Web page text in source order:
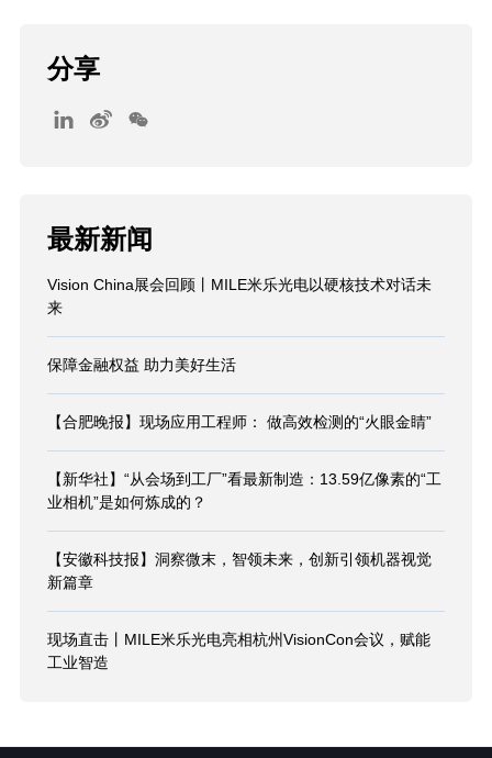
分享
最新新闻
Vision China展会回顾丨MILE米乐光电以硬核技术对话未
来
保障金融权益 助力美好生活
【合肥晚报】现场应用工程师： 做高效检测的“火眼金睛”
【新华社】“从会场到工厂”看最新制造：13.59亿像素的“工
业相机”是如何炼成的？
【安徽科技报】洞察微末，智领未来，创新引领机器视觉
新篇章
现场直击丨MILE米乐光电亮相杭州VisionCon会议，赋能
工业智造